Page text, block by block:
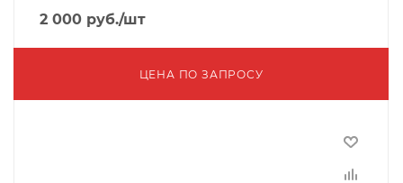
2 000 руб./шт
ЦЕНА ПО ЗАПРОСУ